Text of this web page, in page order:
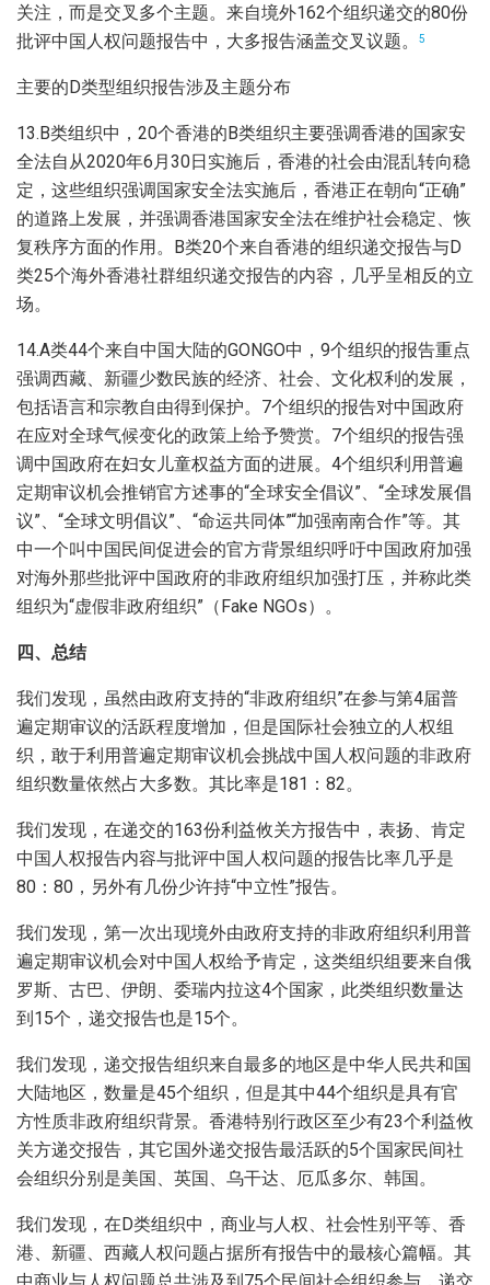
关注，而是交叉多个主题。来自境外162个组织递交的80份
批评中国人权问题报告中，大多报告涵盖交叉议题。
5
主要的D类型组织报告涉及主题分布
13.B类组织中，20个香港的B类组织主要强调香港的国家安
全法自从2020年6月30日实施后，香港的社会由混乱转向稳
定，这些组织强调国家安全法实施后，香港正在朝向“正确”
的道路上发展，并强调香港国家安全法在维护社会稳定、恢
复秩序方面的作用。B类20个来自香港的组织递交报告与D
类25个海外香港社群组织递交报告的内容，几乎呈相反的立
场。
14.A类44个来自中国大陆的GONGO中，9个组织的报告重点
强调西藏、新疆少数民族的经济、社会、文化权利的发展，
包括语言和宗教自由得到保护。7个组织的报告对中国政府
在应对全球气候变化的政策上给予赞赏。7个组织的报告强
调中国政府在妇女儿童权益方面的进展。4个组织利用普遍
定期审议机会推销官方述事的“全球安全倡议”、“全球发展倡
议”、“全球文明倡议”、“命运共同体”“加强南南合作”等。其
中一个叫中国民间促进会的官方背景组织呼吁中国政府加强
对海外那些批评中国政府的非政府组织加强打压，并称此类
组织为“虚假非政府组织”（Fake NGOs）。
四、总结
我们发现，虽然由政府支持的“非政府组织”在参与第4届普
遍定期审议的活跃程度增加，但是国际社会独立的人权组
织，敢于利用普遍定期审议机会挑战中国人权问题的非政府
组织数量依然占大多数。其比率是181：82。
我们发现，在递交的163份利益攸关方报告中，表扬、肯定
中国人权报告内容与批评中国人权问题的报告比率几乎是
80：80，另外有几份少许持“中立性”报告。
我们发现，第一次出现境外由政府支持的非政府组织利用普
遍定期审议机会对中国人权给予肯定，这类组织组要来自俄
罗斯、古巴、伊朗、委瑞内拉这4个国家，此类组织数量达
到15个，递交报告也是15个。
我们发现，递交报告组织来自最多的地区是中华人民共和国
大陆地区，数量是45个组织，但是其中44个组织是具有官
方性质非政府组织背景。香港特别行政区至少有23个利益攸
关方递交报告，其它国外递交报告最活跃的5个国家民间社
会组织分别是美国、英国、乌干达、厄瓜多尔、韩国。
我们发现，在D类组织中，商业与人权、社会性别平等、香
港、新疆、西藏人权问题占据所有报告中的最核心篇幅。其